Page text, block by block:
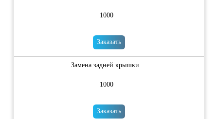
1000
Заказать
Замена задней крышки
1000
Заказать